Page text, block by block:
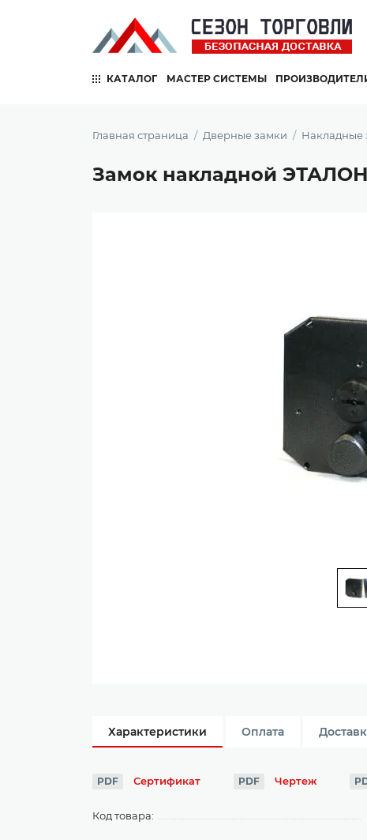
КАТАЛОГ МАСТЕР СИСТЕМЫ
Главная страница Дверные замки Накладные
Замок накладной
Характеристики Оплата
PDF Сертификат PDF Чертеж
Код товара: